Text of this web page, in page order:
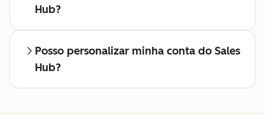
Hub?
Posso personalizar minha conta do Sales
Hub?